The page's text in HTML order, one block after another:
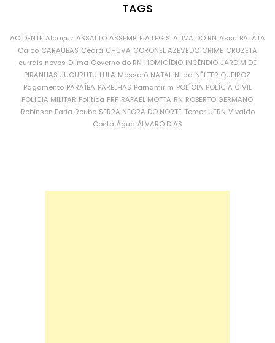
TAGS
ACIDENTE Alcaçuz ASSALTO ASSEMBLEIA LEGISLATIVA DO RN Assu BATATA
Caicó CARAÚBAS Ceará CHUVA CORONEL AZEVEDO CRIME CRUZETA
currais novos Dilma Governo do RN HOMICÍDIO INCÊNDIO JARDIM DE
PIRANHAS JUCURUTU LULA Mossoró NATAL Nilda NÉLTER QUEIROZ
Pagamento PARAÍBA PARELHAS Parnamirim POLÍCIA POLÍCIA CIVIL
POLÍCIA MILITAR Política PRF RAFAEL MOTTA RN ROBERTO GERMANO
Robinson Faria Roubo SERRA NEGRA DO NORTE Temer UFRN Vivaldo
Costa Água ÁLVARO DIAS